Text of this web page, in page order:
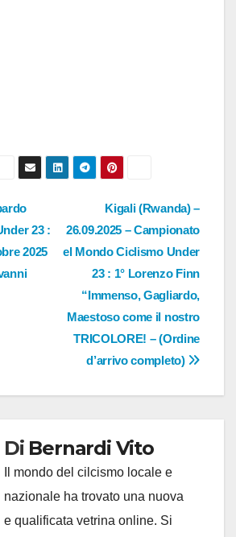
Kigali (Rwanda) –
26.09.2025 – Campionato
el Mondo Ciclismo Under
23 : 1° Lorenzo Finn
“Immenso, Gagliardo,
Maestoso come il nostro
TRICOLORE! – (Ordine
d’arrivo completo)
23 :
2025
Di Bernardi Vito
Il mondo del cilcismo locale e
nazionale ha trovato una nuova
e qualificata vetrina online. Si